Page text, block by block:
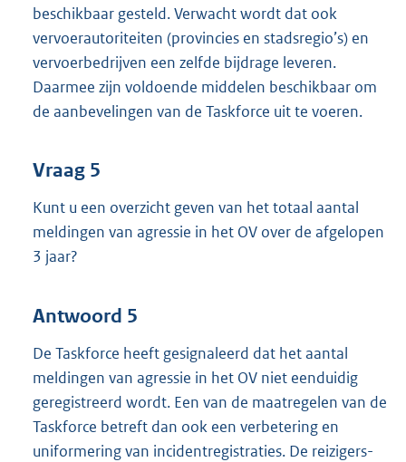
beschikbaar gesteld. Verwacht wordt dat ook
vervoerautoriteiten (provincies en stadsregio’s) en
vervoerbedrijven een zelfde bijdrage leveren.
Daarmee zijn voldoende middelen beschikbaar om
de aanbevelingen van de Taskforce uit te voeren.
Vraag 5
Kunt u een overzicht geven van het totaal aantal
meldingen van agressie in het OV over de afgelopen
3 jaar?
Antwoord 5
De Taskforce heeft gesignaleerd dat het aantal
meldingen van agressie in het OV niet eenduidig
geregistreerd wordt. Een van de maatregelen van de
Taskforce betreft dan ook een verbetering en
uniformering van incidentregistraties. De reizigers-